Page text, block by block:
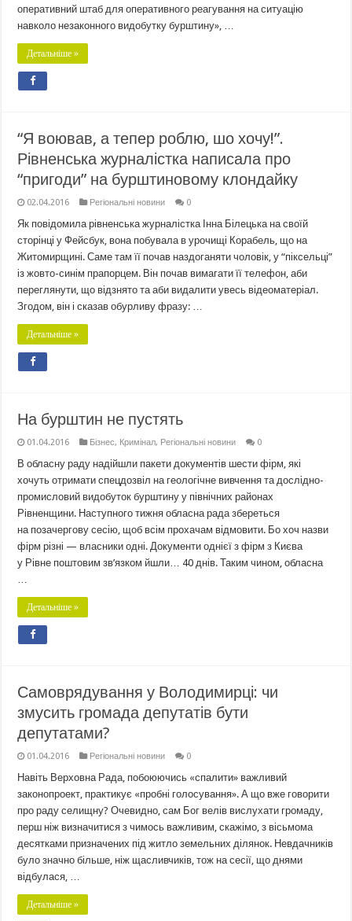
оперативний штаб для оперативного реагування на ситуацію
навколо незаконного видобутку бурштину», …
Детальніше »
“Я воював, а тепер роблю, шо хочу!”.
Рівненська журналістка написала про
“пригоди” на бурштиновому клондайку
02.04.2016 Регіональні новини 0
Як повідомила рівненська журналістка Інна Білецька на своїй
сторінці у Фейсбук, вона побувала в урочищі Корабель, що на
Житомирщині. Саме там її почав наздоганяти чоловік, у “піксельці”
із жовто-синім прапорцем. Він почав вимагати її телефон, аби
переглянути, що відзнято та аби видалити увесь відеоматеріал.
Згодом, він і сказав обурливу фразу: …
Детальніше »
На бурштин не пустять
01.04.2016 Бізнес, Кримінал, Регіональні новини 0
В обласну раду надійшли пакети документів шести фірм, які
хочуть отримати спецдозвіл на геологічне вивчення та дослідно-
промисловий видобуток бурштину у північних районах
Рівненщини. Наступного тижня обласна рада збереться
на позачергову сесію, щоб всім прохачам відмовити. Бо хоч назви
фірм різні — власники одні. Документи однієї з фірм з Києва
у Рівне поштовим зв’язком йшли… 40 днів. Таким чином, обласна
…
Детальніше »
Самоврядування у Володимирці: чи
змусить громада депутатів бути
депутатами?
01.04.2016 Регіональні новини 0
Навіть Верховна Рада, побоюючись «спалити» важливий
законопроект, практикує «пробні голосування». А що вже говорити
про раду селищну? Очевидно, сам Бог велів вислухати громаду,
перш ніж визначитися з чимось важливим, скажімо, з вісьмома
десятками призначених під житло земельних ділянок. Невдачників
було значно більше, ніж щасливчиків, тож на сесії, що днями
відбулася, …
Детальніше »